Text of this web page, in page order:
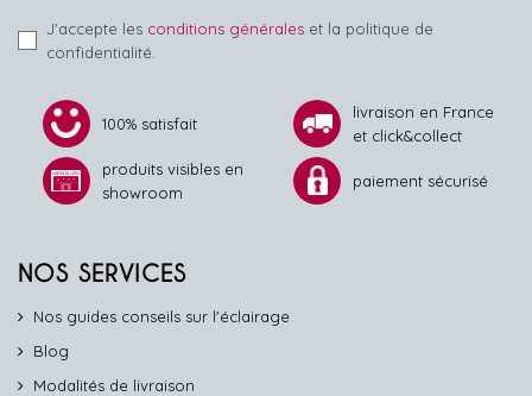
J'accepte les conditions générales et la politique de
confidentialité.
100% satisfait
livraison en France
et click&collect
produits visibles en
showroom
paiement sécurisé
NOS SERVICES
Nos guides conseils sur l'éclairage
Blog
Modalités de livraison